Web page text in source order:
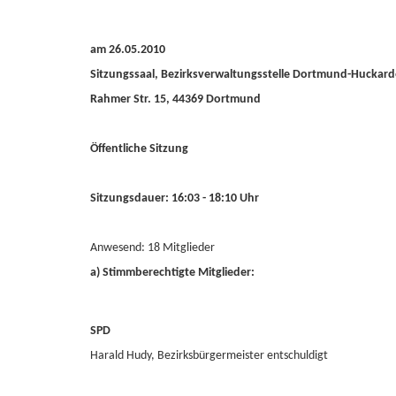
am 26.05.2010
Sitzungssaal, Bezirksverwaltungsstelle Dortmund-
Rahmer Str. 15, 44369 Dortmund
Öffentliche Sitzung
Sitzungsdauer: 16:03 - 18:10 Uhr
Anwesend: 18 Mitglieder
a) Stimmberechtigte Mitglieder:
SPD
Harald Hudy, Bezirksbürgermeister entschuldigt